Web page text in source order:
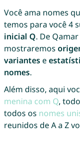
Você ama nomes
temos para você 4
inicial Q. De
mostraremos
variantese
nomes.
Além disso, aqui
menina com Q,
todos os nomes
reunidos de A a Z